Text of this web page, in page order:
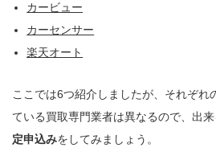
カービュー
カーセンサー
楽天オート
ここでは6つ紹介しましたが、それぞれ
ている買取専門業者は異なるので、出
定申込みをしてみましょう。